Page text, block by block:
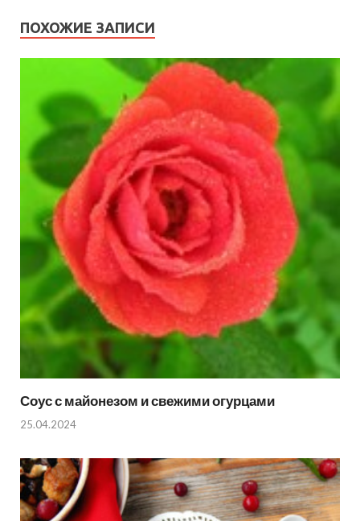
ПОХОЖИЕ ЗАПИСИ
Соус с майонезом и свежими огурцами
25.04.2024